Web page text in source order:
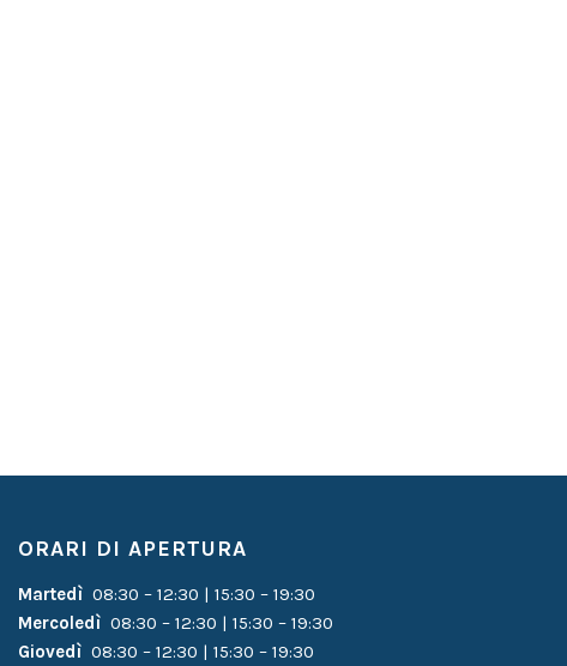
ORARI DI APERTURA
Martedì 08:30 – 12:30 | 15:30 – 19:30
Mercoledì 08:30 – 12:30 | 15:30 – 19:30
Giovedì 08:30 – 12:30 | 15:30 – 19:30